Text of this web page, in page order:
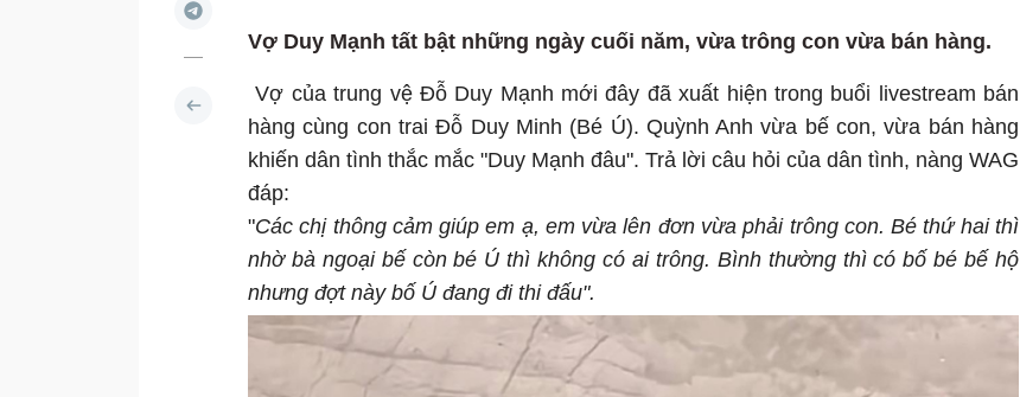
Vợ Duy Mạnh tất bật những ngày cuối năm, vừa trông con vừa bán hàng.
Vợ của trung vệ Đỗ Duy Mạnh mới đây đã xuất hiện trong buổi livestream bán
hàng cùng con trai Đỗ Duy Minh (Bé Ú). Quỳnh Anh vừa bế con, vừa bán hàng
khiến dân tình thắc mắc "Duy Mạnh đâu". Trả lời câu hỏi của dân tình, nàng WAG
đáp:
"Các chị thông cảm giúp em ạ, em vừa lên đơn vừa phải trông con. Bé thứ hai thì
nhờ bà ngoại bế còn bé Ú thì không có ai trông. Bình thường thì có bố bé bế hộ
nhưng đợt này bố Ú đang đi thi đấu".